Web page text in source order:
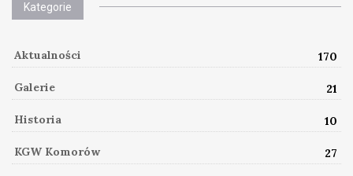
Kategorie
Aktualności 170
Galerie 21
Historia 10
KGW Komorów 27